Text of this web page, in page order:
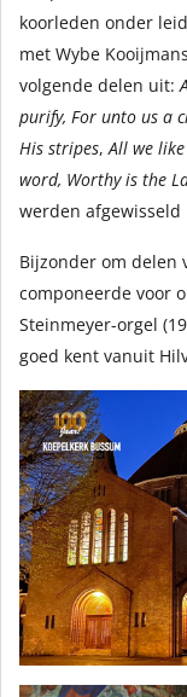
koorleden onder
met Wybe
volgende delen uit:
purify, For unto us a
His stripes,All we
word, Worthy is the
werden
Bijzonder om delen
componeerde voor
Steinmeyer-orgel
goed kent vanuit